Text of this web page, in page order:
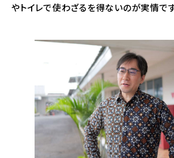
やトイレで使わざるを得ないのが実情です